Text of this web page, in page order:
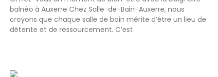
balnéo à Auxerre Chez Salle-de-Bain-Auxerre, nous
croyons que chaque salle de bain mérite d’être un lieu de
détente et de ressourcement. C’est